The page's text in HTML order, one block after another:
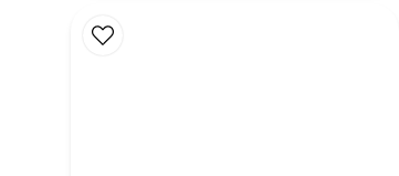
Hybrid Wax
kombinerar
är en